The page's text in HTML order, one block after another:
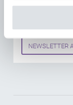
erhalten
und
NEWSLETTER